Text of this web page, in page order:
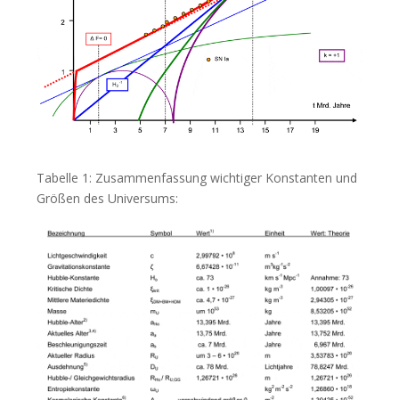
Tabelle 1: Zusammenfassung wichtiger Konstanten und
Größen des Universums: